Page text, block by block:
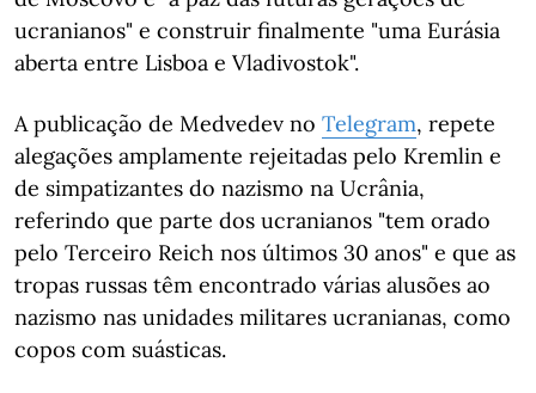
ucranianos" e construir finalmente "uma Eurásia
aberta entre Lisboa e Vladivostok".
A publicação de Medvedev no Telegram, repete
alegações amplamente rejeitadas pelo Kremlin e
de simpatizantes do nazismo na Ucrânia,
referindo que parte dos ucranianos "tem orado
pelo Terceiro Reich nos últimos 30 anos" e que as
tropas russas têm encontrado várias alusões ao
nazismo nas unidades militares ucranianas, como
copos com suásticas.